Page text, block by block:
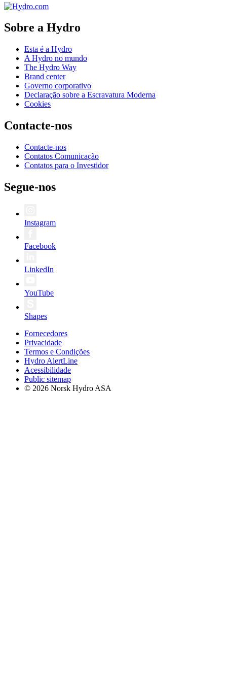
Sobre a Hydro
Esta é a Hydro
A Hydro no mundo
The Hydro Way
Brand center
Governo corporativo
Declaração sobre a Escravatura Moderna
Cookies
Contacte-nos
Contacte-nos
Contatos Comunicação
Contatos para o Investidor
Segue-nos
Instagram
Facebook
LinkedIn
YouTube
Shapes
Fornecedores
Privacidade
Termos e Condições
Hydro AlertLine
Acessibilidade
Public sitemap
© 2026 Norsk Hydro ASA